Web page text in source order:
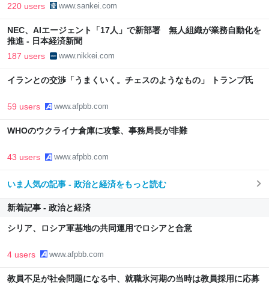
220 users www.sankei.com
NEC、AIエージェント「17人」で新部署 無人組織が業務自動化を
推進 - 日本経済新聞
187 users www.nikkei.com
イランとの交渉「うまくいく。チェスのようなもの」 トランプ氏
59 users www.afpbb.com
WHOのウクライナ倉庫に攻撃、事務局長が非難
43 users www.afpbb.com
いま人気の記事 - 政治と経済をもっと読む
新着記事 - 政治と経済
シリア、ロシア軍基地の共同運用でロシアと合意
4 users www.afpbb.com
教員不足が社会問題になる中、就職氷河期の当時は教員採用に応募